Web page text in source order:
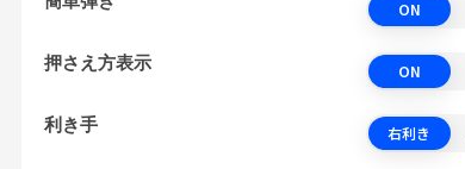
ON
押さえ方表示 ON
利き手 右利き